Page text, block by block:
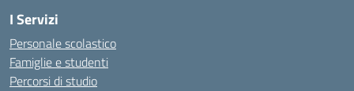
I Servizi
Personale scolastico
Famiglie e studenti
Percorsi di studio